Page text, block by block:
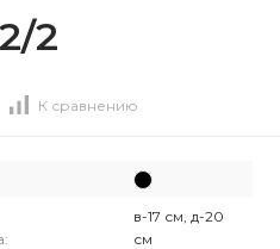
2
К сравнению
в-17 см, д-20
см